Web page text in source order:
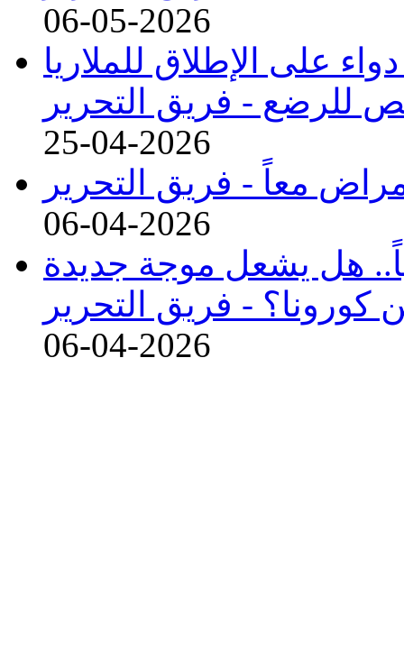
06-05-2026
على الإطلاق للملاريا
للرضع - فريق التحرير
25-04-2026
فريق التحرير
06-04-2026
هل يشعل موجة جديدة
كورونا؟ - فريق التحرير
06-04-2026